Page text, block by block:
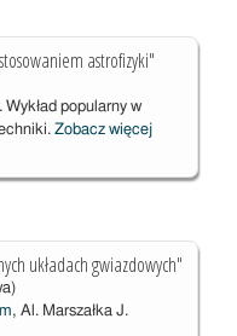
astrofizyki"
popularny w
Zobacz więcej
układach gwiazdowych"
, Al. Marszałka J.